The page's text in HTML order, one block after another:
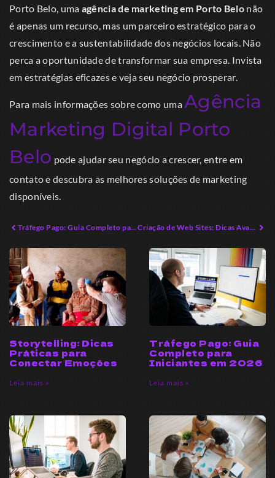
Porto Belo, uma agência de marketing em Porto Belo não
é apenas um recurso, mas um parceiro estratégico para o
crescimento e a sustentabilidade dos negócios locais. Não
perca a oportunidade de transformar sua empresa. Invista
em estratégias eficazes e veja seu negócio prosperar.
Para mais informações sobre como umaAgência
Marketing Digital Porto
Belo pode ajudar seu negócio a crescer, entre em
contato e descubra as melhores soluções de marketing
disponíveis.
Tráfego Pago: Guia Completo para Maximizar Resultados em 2026 Criação de Web Sites: Dicas Avançadas para Empreendedores Modernos
Storytelling: Dicas
Práticas para
Conectar Emoções
Leia mais »
Tráfego Pago: Guia
Completo para
Iniciantes em 2026
Leia mais »